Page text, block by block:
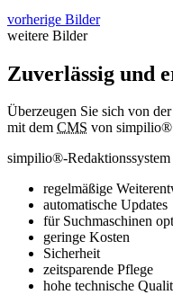
vorherige Bilder
weitere Bilder
Zuverlässig und
Überzeugen Sie sich von der
mit dem CMS von simpilio®
simpilio®-
regelmäßige
automatische Updates
für Suchmaschinen
geringe Kosten
Sicherheit
zeitsparende Pflege
hohe technische